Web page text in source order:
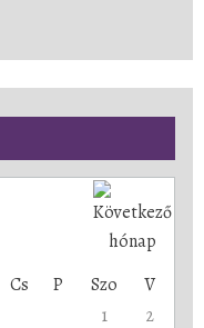
Cs P Szo
V
1
2